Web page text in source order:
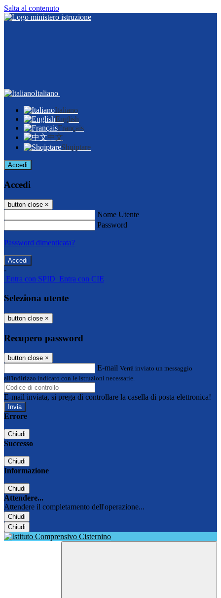
Salta al contenuto
Italiano
Italiano
English
Français
中文
Shqiptare
Accedi
Accedi
button close ×
Nome Utente
Password
Password dimenticata?
-
Entra con SPID Entra con CIE
Seleziona utente
button close ×
Recupero password
button close ×
E-mail Verrà inviato un messaggio
all'indirizzo indicato con le istruzioni necessarie.
E-mail inviata, si prega di controllare la casella di posta elettronica!
Errore
Chiudi
Successo
Chiudi
Informazione
Chiudi
Attendere...
Attendere il completamento dell'operazione...
Chiudi
Chiudi